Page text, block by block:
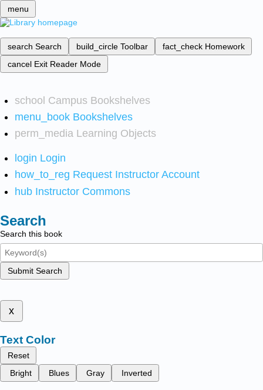
menu
search Search build_circle Toolbar fact_check Homework
cancel Exit Reader Mode
school Campus Bookshelves
menu_book Bookshelves
perm_media Learning Objects
login Login
how_to_reg Request Instructor Account
hub Instructor Commons
Search
Search this book
Submit Search
x
Text Color
Reset
Bright
Blues Gray Inverted